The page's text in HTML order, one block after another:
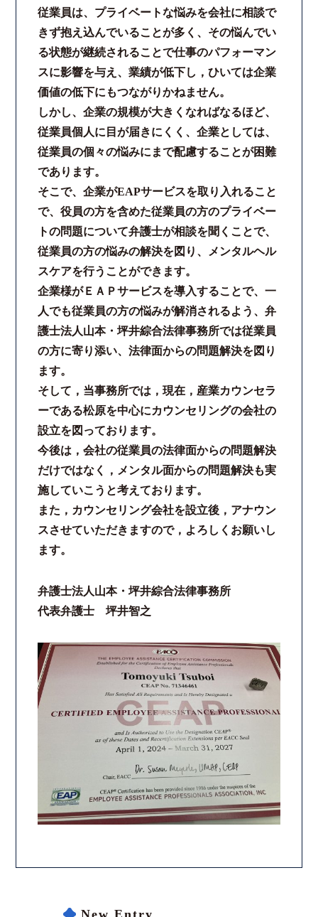
資料ダウンロード
お問い合わせフォーム
プライバシーポリシー
お電話はこちらから
従業員は、プライベートな悩みを会社に相談で
きず抱え込んでいることが多く、その悩んでい
る状態が継続されることで仕事のパフォーマン
スに影響を与え、業績が低下し，ひいては企業
価値の低下にもつながりかねません。
しかし、企業の規模が大きくなればなるほど、
従業員個人に目が届きにくく、企業としては、
従業員の個々の悩みにまで配慮することが困難
であります。
そこで、企業がEAPサービスを取り入れること
で、役員の方を含めた従業員の方のプライベー
トの問題について弁護士が相談を聞くことで、
従業員の方の悩みの解決を図り、メンタルヘル
スケアを行うことができます。
企業様がＥＡＰサービスを導入することで、一
人でも従業員の方の悩みが解消されるよう、弁
護士法人山本・坪井綜合法律事務所では従業員
の方に寄り添い、法律面からの問題解決を図り
ます。
そして，当事務所では，現在，産業カウンセラ
ーである松原を中心にカウンセリングの会社の
設立を図っております。
今後は，会社の従業員の法律面からの問題解決
だけではなく，メンタル面からの問題解決も実
施していこうと考えております。
また，カウンセリング会社を設立後，アナウン
スさせていただきますので，よろしくお願いし
ます。
弁護士法人山本・坪井綜合法律事務所
代表弁護士 坪井智之